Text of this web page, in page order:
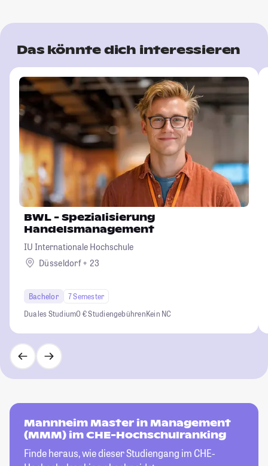
Das könnte dich interessieren
BWL - Spezialisierung
Handelsmanagement
IU Internationale Hochschule
Düsseldorf + 23
Bachelor
7 Semester
Duales Studium0 € StudiengebührenKein NC
Mannheim Master in Management
(MMM) im CHE-Hochschulranking
Finde heraus, wie dieser Studiengang im CHE-